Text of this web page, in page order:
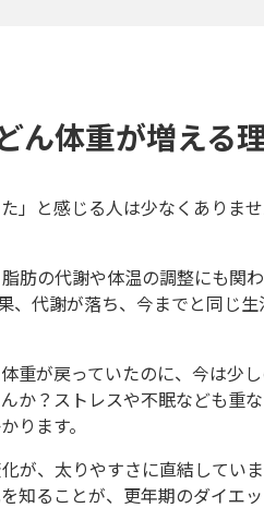
ん体重が増える
」と感じる人は少なくありま
肪の代謝や体温の調整にも関
、代謝が落ち、今までと同じ
重が戻っていたのに、今は少
？ストレスや不眠なども重
ります。
が、太りやすさに直結してい
知ることが、更年期のダイエッ